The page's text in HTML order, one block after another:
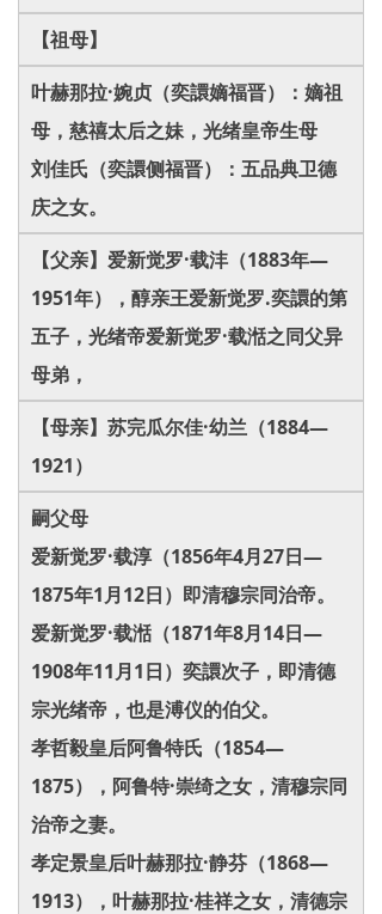
【祖母】
叶赫那拉·婉贞（奕譞嫡福晋）：嫡祖
母，慈禧太后之妹，光绪皇帝生母
刘佳氏（奕譞侧福晋）：五品典卫德
庆之女。
【父亲】爱新觉罗·载沣（1883年—
1951年），醇亲王爱新觉罗.奕譞的第
五子，光绪帝爱新觉罗·载湉之同父异
母弟，
【母亲】苏完瓜尔佳·幼兰（1884—
1921）
嗣父母
爱新觉罗·载淳（1856年4月27日—
1875年1月12日）即清穆宗同治帝。
爱新觉罗·载湉（1871年8月14日—
1908年11月1日）奕譞次子，即清德
宗光绪帝，也是溥仪的伯父。
孝哲毅皇后阿鲁特氏（1854—
1875），阿鲁特·崇绮之女，清穆宗同
治帝之妻。
孝定景皇后叶赫那拉·静芬（1868—
1913），叶赫那拉·桂祥之女，清德宗